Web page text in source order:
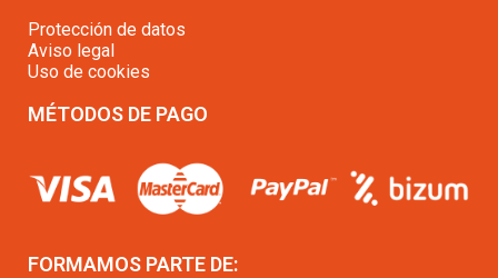
Protección de datos
Aviso legal
Uso de cookies
MÉTODOS DE PAGO
FORMAMOS PARTE DE: